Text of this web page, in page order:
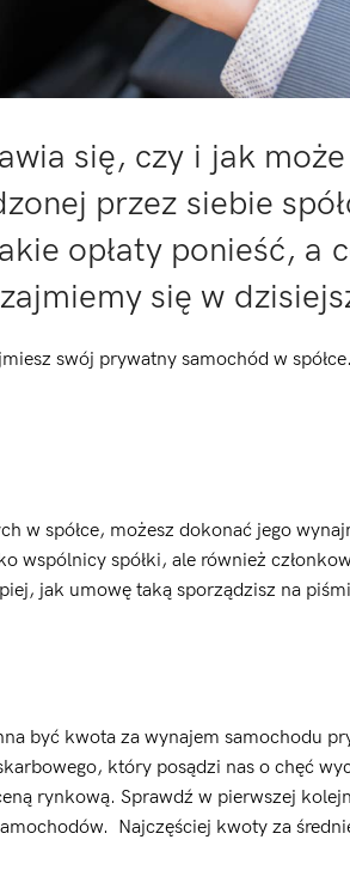
się, czy i jak
przez siebie
opłaty ponieść, a
się w
swój prywatny samochód w spółce.
w spółce, możesz dokonać jego
wspólnicy spółki, ale również
jak umowę taką sporządzisz na
być kwota za wynajem samochodu
który posądzi nas o chęć
rynkową. Sprawdź w pierwszej
Najczęściej kwoty za